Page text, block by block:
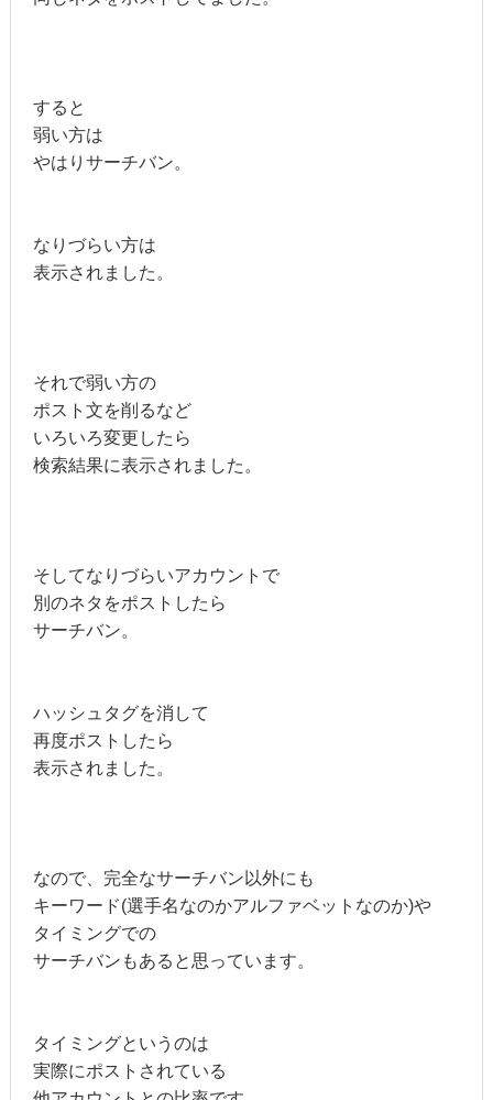
すると
弱い方は
やはりサーチバン。
なりづらい方は
表示されました。
それで弱い方の
ポスト文を削るなど
いろいろ変更したら
検索結果に表示されました。
そしてなりづらいアカウントで
別のネタをポストしたら
サーチバン。
ハッシュタグを消して
再度ポストしたら
表示されました。
なので、完全なサーチバン以外にも
キーワード(選手名なのかアルファベットなのか)や
タイミングでの
サーチバンもあると思っています。
タイミングというのは
実際にポストされている